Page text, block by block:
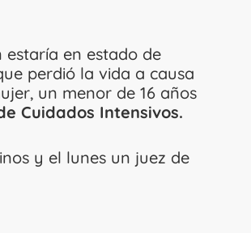
estaría en estado de
perdió la vida a causa
un menor de 16 años
Cuidados Intensivos.
y el lunes un juez de